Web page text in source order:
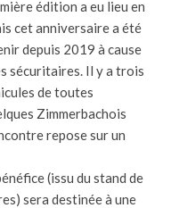
édition a eu lieu en
cet anniversaire a été
depuis 2019 à cause
sécuritaires. Il y a trois
de toutes
Zimmerbachois
repose sur un
(issu du stand de
sera destinée à une